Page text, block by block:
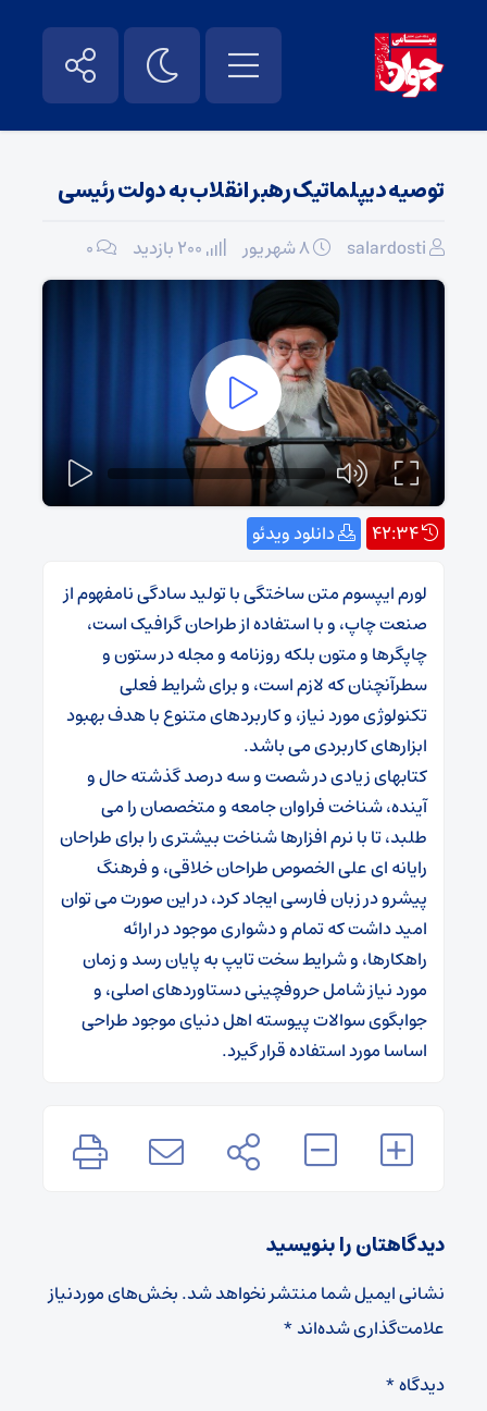
توصیه دیپلماتیک رهبر انقلاب به دولت رئیسی
salardosti ۰
دانلود ویدئو
لورم ایپسوم متن ساختگی با تولید سادگی نامفهوم از
صنعت چاپ، و با استفاده از طراحان گرافیک است،
چاپگرها و متون بلکه روزنامه و مجله در ستون و
سطرآنچنان که لازم است، و برای شرایط فعلی
تکنولوژی مورد نیاز، و کاربردهای متنوع با هدف بهبود
ابزارهای کاربردی می باشد.
کتابهای زیادی در شصت و سه درصد گذشته حال و
آینده، شناخت فراوان جامعه و متخصصان را می
طلبد، تا با نرم افزارها شناخت بیشتری را برای طراحان
رایانه ای علی الخصوص طراحان خلاقی، و فرهنگ
پیشرو در زبان فارسی ایجاد کرد، در این صورت می توان
امید داشت که تمام و دشواری موجود در ارائه
راهکارها، و شرایط سخت تایپ به پایان رسد و زمان
مورد نیاز شامل حروفچینی دستاوردهای اصلی، و
جوابگوی سوالات پیوسته اهل دنیای موجود طراحی
اساسا مورد استفاده قرار گیرد.
دیدگاهتان را بنویسید
نشانی ایمیل شما منتشر نخواهد شد.بخش‌های موردنیاز
علامت‌گذاری شده‌اند*
دیدگاه*